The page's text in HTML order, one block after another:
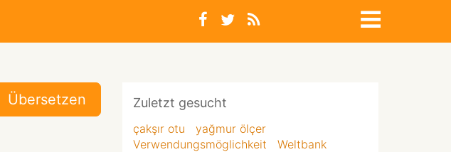
Übersetzen Zuletzt gesucht
çakşır otu
yağmur ölçer
Verwendungsmöglichkeit
Weltbank